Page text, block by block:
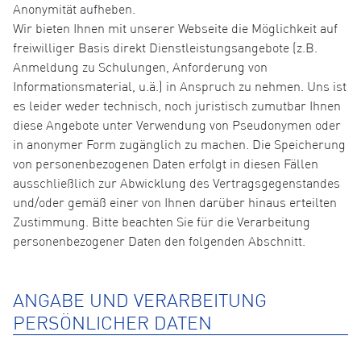
Anonymität aufheben.
Wir bieten Ihnen mit unserer Webseite die Möglichkeit auf
freiwilliger Basis direkt Dienstleistungsangebote (z.B.
Anmeldung zu Schulungen, Anforderung von
Informationsmaterial, u.ä.) in Anspruch zu nehmen. Uns ist
es leider weder technisch, noch juristisch zumutbar Ihnen
diese Angebote unter Verwendung von Pseudonymen oder
in anonymer Form zugänglich zu machen. Die Speicherung
von personenbezogenen Daten erfolgt in diesen Fällen
ausschließlich zur Abwicklung des Vertragsgegenstandes
und/oder gemäß einer von Ihnen darüber hinaus erteilten
Zustimmung. Bitte beachten Sie für die Verarbeitung
personenbezogener Daten den folgenden Abschnitt.
ANGABE UND VERARBEITUNG
PERSÖNLICHER DATEN